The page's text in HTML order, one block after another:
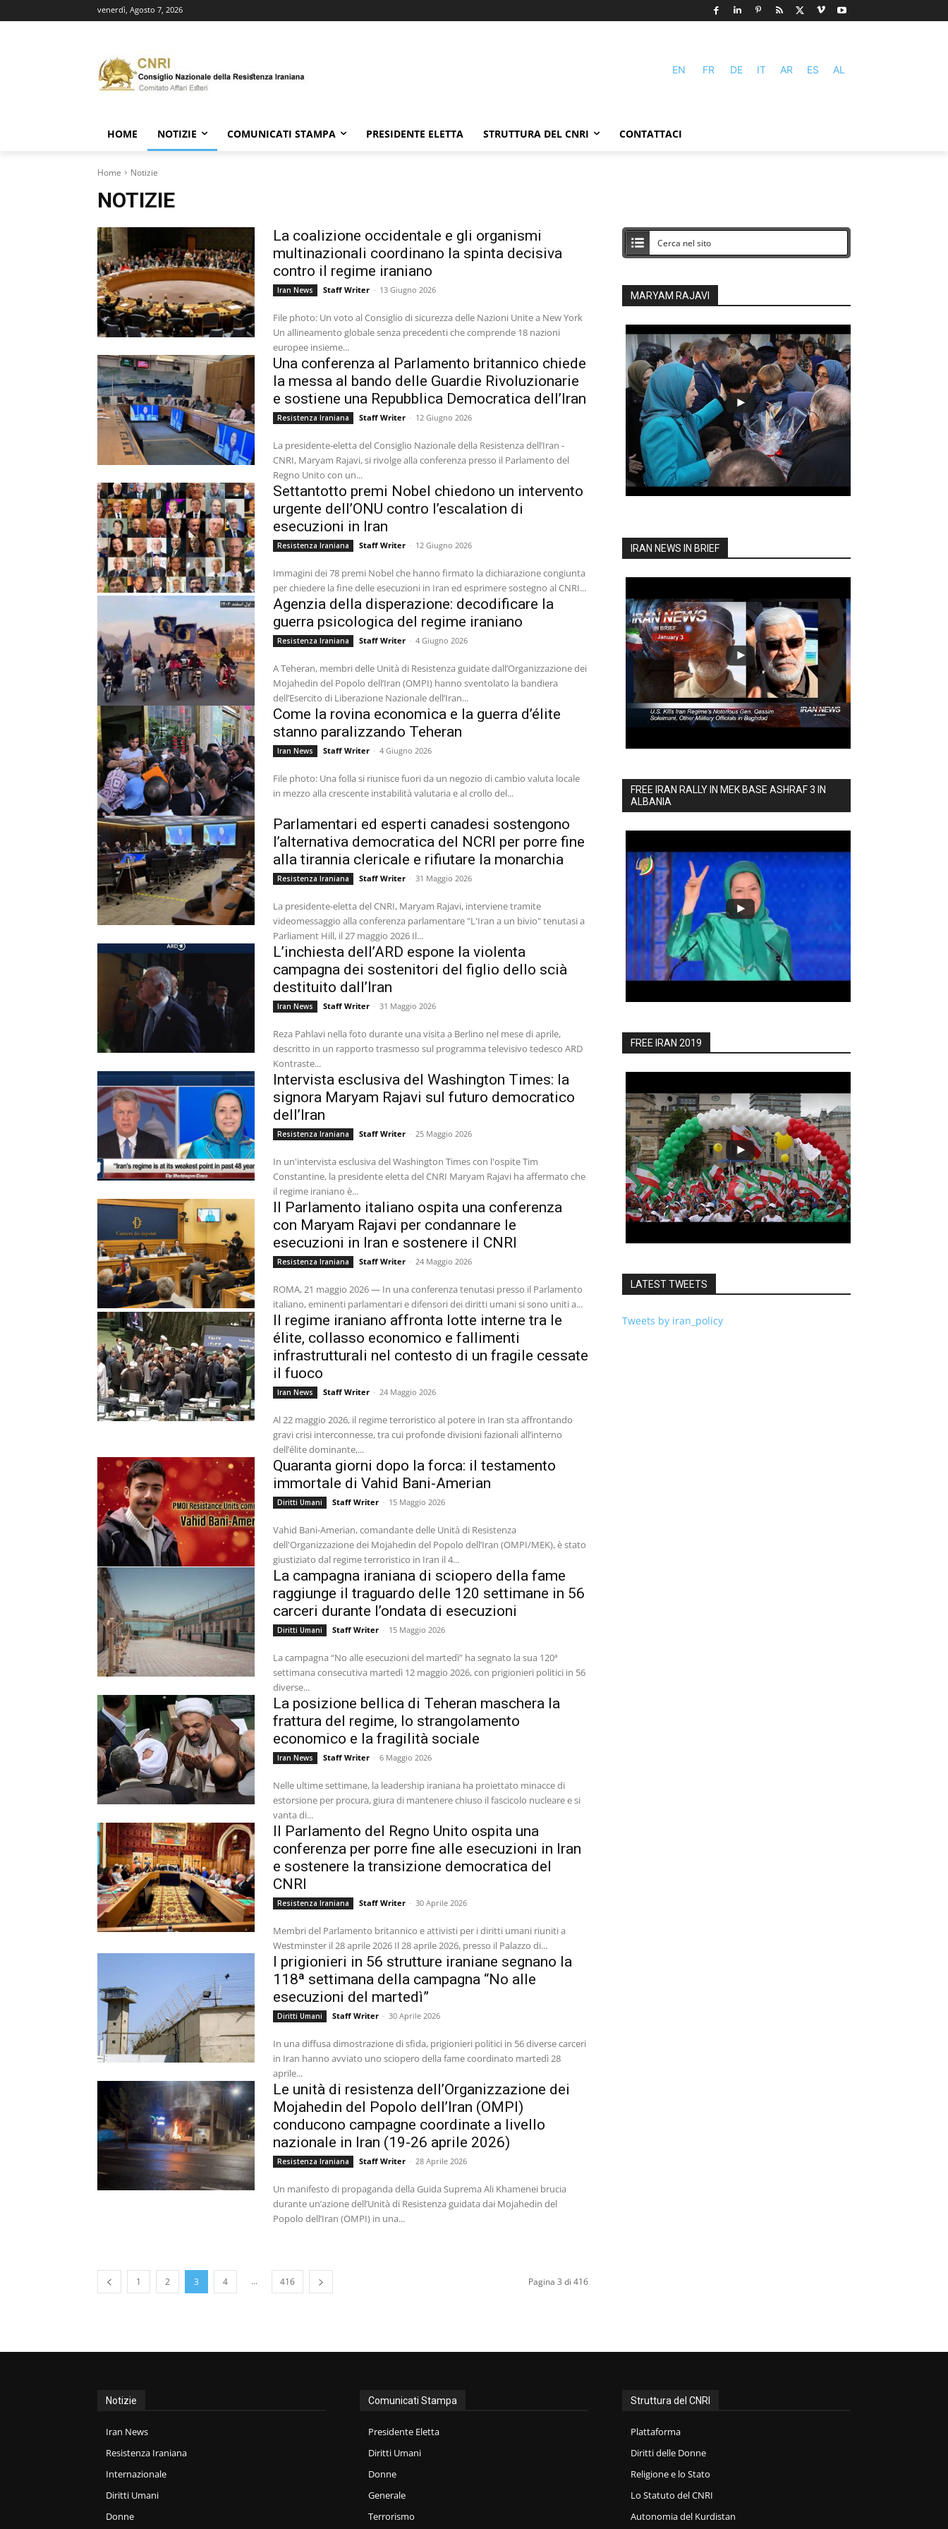
venerdì, Agosto 7, 2026
EN FR DE IT AR ES AL
HOME NOTIZIE COMUNICATI STAMPA PRESIDENTE ELETTA STRUTTURA DEL CNRI CONTATTACI
Home Notizie
NOTIZIE
La coalizione occidentale e gli organismi
multinazionali coordinano la spinta decisiva
contro il regime iraniano
Iran News Staff Writer - 13 Giugno 2026
File photo: Un voto al Consiglio di sicurezza delle Nazioni Unite a New York
Un allineamento globale senza precedenti che comprende 18 nazioni
europee insieme...
Una conferenza al Parlamento britannico chiede
la messa al bando delle Guardie Rivoluzionarie
e sostiene una Repubblica Democratica dell’Iran
Resistenza Iraniana Staff Writer - 12 Giugno 2026
La presidente-eletta del Consiglio Nazionale della Resistenza dell’Iran -
CNRI, Maryam Rajavi, si rivolge alla conferenza presso il Parlamento del
Regno Unito con un...
Settantotto premi Nobel chiedono un intervento
urgente dell’ONU contro l’escalation di
esecuzioni in Iran
Resistenza Iraniana Staff Writer - 12 Giugno 2026
Immagini dei 78 premi Nobel che hanno firmato la dichiarazione congiunta
per chiedere la fine delle esecuzioni in Iran ed esprimere sostegno al CNRI...
Agenzia della disperazione: decodificare la
guerra psicologica del regime iraniano
Resistenza Iraniana Staff Writer - 4 Giugno 2026
A Teheran, membri delle Unità di Resistenza guidate dall’Organizzazione dei
Mojahedin del Popolo dell’Iran (OMPI) hanno sventolato la bandiera
dell’Esercito di Liberazione Nazionale dell’Iran...
Come la rovina economica e la guerra d’élite
stanno paralizzando Teheran
Iran News Staff Writer - 4 Giugno 2026
File photo: Una folla si riunisce fuori da un negozio di cambio valuta locale
in mezzo alla crescente instabilità valutaria e al crollo del...
Parlamentari ed esperti canadesi sostengono
l’alternativa democratica del NCRI per porre fine
alla tirannia clericale e rifiutare la monarchia
Resistenza Iraniana Staff Writer - 31 Maggio 2026
La presidente-eletta del CNRI, Maryam Rajavi, interviene tramite
videomessaggio alla conferenza parlamentare "L'Iran a un bivio" tenutasi a
Parliament Hill, il 27 maggio 2026 Il...
L’inchiesta dell’ARD espone la violenta
campagna dei sostenitori del figlio dello scià
destituito dall’Iran
Iran News Staff Writer - 31 Maggio 2026
Reza Pahlavi nella foto durante una visita a Berlino nel mese di aprile,
descritto in un rapporto trasmesso sul programma televisivo tedesco ARD
Kontraste...
Intervista esclusiva del Washington Times: la
signora Maryam Rajavi sul futuro democratico
dell’Iran
Resistenza Iraniana Staff Writer - 25 Maggio 2026
In un'intervista esclusiva del Washington Times con l'ospite Tim
Constantine, la presidente eletta del CNRI Maryam Rajavi ha affermato che
il regime iraniano è...
Il Parlamento italiano ospita una conferenza
con Maryam Rajavi per condannare le
esecuzioni in Iran e sostenere il CNRI
Resistenza Iraniana Staff Writer - 24 Maggio 2026
ROMA, 21 maggio 2026 — In una conferenza tenutasi presso il Parlamento
italiano, eminenti parlamentari e difensori dei diritti umani si sono uniti a...
Il regime iraniano affronta lotte interne tra le
élite, collasso economico e fallimenti
infrastrutturali nel contesto di un fragile cessate
il fuoco
Iran News Staff Writer - 24 Maggio 2026
Al 22 maggio 2026, il regime terroristico al potere in Iran sta affrontando
gravi crisi interconnesse, tra cui profonde divisioni fazionali all’interno
dell’élite dominante,...
Quaranta giorni dopo la forca: il testamento
immortale di Vahid Bani-Amerian
Diritti Umani Staff Writer - 15 Maggio 2026
Vahid Bani-Amerian, comandante delle Unità di Resistenza
dell'Organizzazione dei Mojahedin del Popolo dell’Iran (OMPI/MEK), è stato
giustiziato dal regime terroristico in Iran il 4...
La campagna iraniana di sciopero della fame
raggiunge il traguardo delle 120 settimane in 56
carceri durante l’ondata di esecuzioni
Diritti Umani Staff Writer - 15 Maggio 2026
La campagna “No alle esecuzioni del martedì” ha segnato la sua 120ª
settimana consecutiva martedì 12 maggio 2026, con prigionieri politici in 56
diverse...
La posizione bellica di Teheran maschera la
frattura del regime, lo strangolamento
economico e la fragilità sociale
Iran News Staff Writer - 6 Maggio 2026
Nelle ultime settimane, la leadership iraniana ha proiettato minacce di
estorsione per procura, giura di mantenere chiuso il fascicolo nucleare e si
vanta di...
Il Parlamento del Regno Unito ospita una
conferenza per porre fine alle esecuzioni in Iran
e sostenere la transizione democratica del
CNRI
Resistenza Iraniana Staff Writer - 30 Aprile 2026
Membri del Parlamento britannico e attivisti per i diritti umani riuniti a
Westminster il 28 aprile 2026 Il 28 aprile 2026, presso il Palazzo di...
I prigionieri in 56 strutture iraniane segnano la
118ª settimana della campagna “No alle
esecuzioni del martedì”
Diritti Umani Staff Writer - 30 Aprile 2026
In una diffusa dimostrazione di sfida, prigionieri politici in 56 diverse carceri
in Iran hanno avviato uno sciopero della fame coordinato martedì 28
aprile...
Le unità di resistenza dell’Organizzazione dei
Mojahedin del Popolo dell’Iran (OMPI)
conducono campagne coordinate a livello
nazionale in Iran (19-26 aprile 2026)
Resistenza Iraniana Staff Writer - 28 Aprile 2026
Un manifesto di propaganda della Guida Suprema Ali Khamenei brucia
durante un’azione dell’Unità di Resistenza guidata dai Mojahedin del
Popolo dell’Iran (OMPI) in una...
1 2 3 4 ... 416 Pagina 3 di 416
MARYAM RAJAVI
IRAN NEWS IN BRIEF
FREE IRAN RALLY IN MEK BASE ASHRAF 3 IN
ALBANIA
FREE IRAN 2019
LATEST TWEETS
Tweets by iran_policy
Notizie
Iran News
Resistenza Iraniana
Internazionale
Diritti Umani
Donne
Comunicati Stampa
Presidente Eletta
Diritti Umani
Donne
Generale
Terrorismo
Struttura del CNRI
Plattaforma
Diritti delle Donne
Religione e lo Stato
Lo Statuto del CNRI
Autonomia del Kurdistan